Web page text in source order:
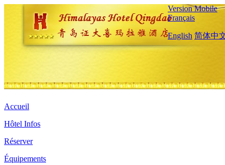
Version Mobile
Français
English 简体中
Accueil
Hôtel Infos
Réserver
Équipements